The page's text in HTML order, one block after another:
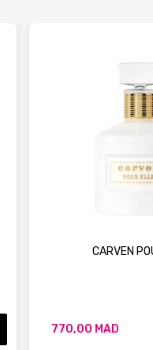
CARVEN
770,00 MAD